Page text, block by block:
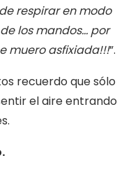
respirar en modo
los mandos… por
muero asfixiada!!!”.
recuerdo que sólo
el aire entrando